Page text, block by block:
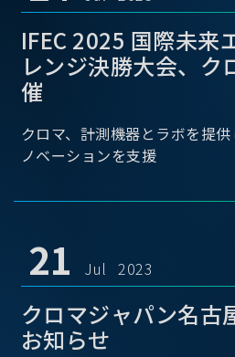
IFEC 2025 国際未来
レンジ決勝大会、ク
催
クロマ、計測機器とラボを提
ノベーションを支援
21 Jul 2023
クロマジャパン名古
お知らせ